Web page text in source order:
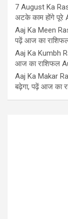
7 August Ka
अटके काम होंगे पूरे
Aaj Ka Meen
पढ़ें आज का
Aaj Ka Kumbh
आज का राशिफल
Aaj Ka Makar
बढ़ेगा, पढ़ें आज का